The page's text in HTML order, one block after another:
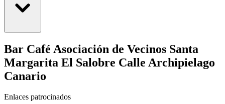
Bar Café Asociación de Vecinos Santa
Margarita El Salobre Calle Archipielago
Canario
Enlaces patrocinados